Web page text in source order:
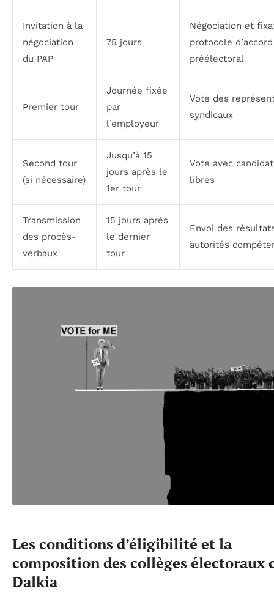
Invitation à la
négociation
du PAP
75 jours
Négociation et
protocole d’accord
préélectoral
Premier tour
Journée fixée
par
l’employeur
Vote des
syndicaux
Second tour
(si nécessaire)
Jusqu’à 15
jours après le
1er tour
Vote avec
libres
Transmission
des procès-
verbaux
15 jours après
le dernier
tour
Envoi des
autorités
Les conditions d’éligibilité et la
composition des collèges électoraux
Dalkia